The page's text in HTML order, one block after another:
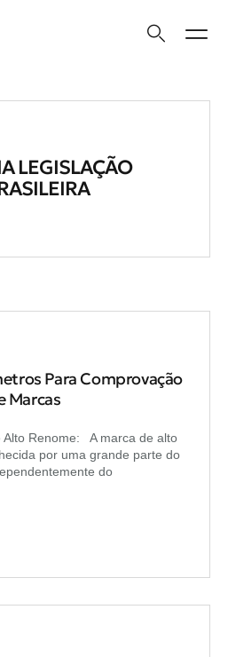
LEGISLAÇÃO
Para Comprovação
Marcas
Alto Renome: A marca de alto
por uma grande parte do
do